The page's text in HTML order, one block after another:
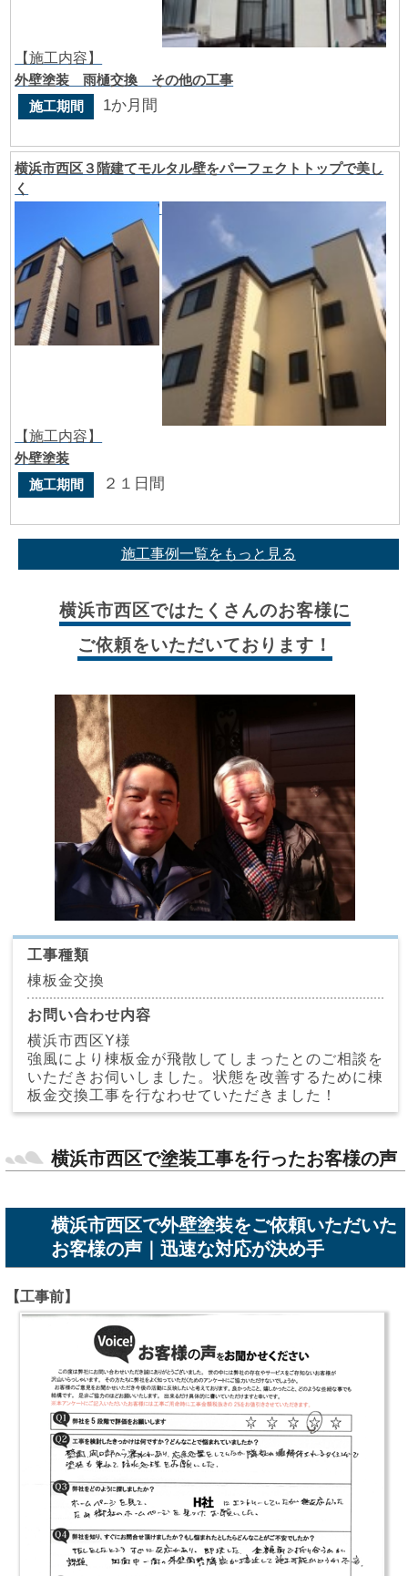
【施工内容】
外壁塗装 雨樋交換 その他の工事
施工期間 1か月間
横浜市西区３階建てモルタル壁をパーフェクトトップで美し
く
【施工内容】
外壁塗装
施工期間 ２１日間
施工事例一覧をもっと見る
横浜市西区ではたくさんのお客様に
ご依頼をいただいております！
工事種類
棟板金交換
お問い合わせ内容
横浜市西区Y様
強風により棟板金が飛散してしまったとのご相談を
いただきお伺いしました。状態を改善するために棟
板金交換工事を行なわせていただきました！
横浜市西区で塗装工事を行ったお客様の声
横浜市西区で外壁塗装をご依頼いただいた
お客様の声｜迅速な対応が決め手
【工事前】